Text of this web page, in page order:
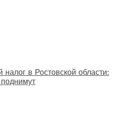
налог в Ростовской области:
поднимут